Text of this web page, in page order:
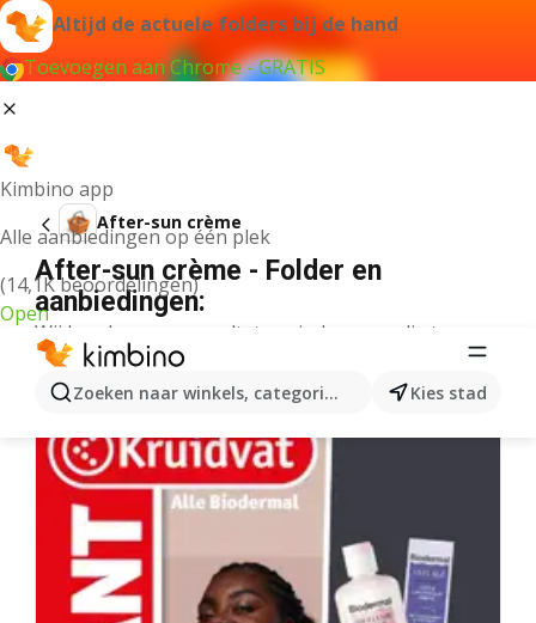
Altijd de actuele folders bij de hand
Toevoegen aan Chrome - GRATIS
Kimbino app
Alle aanbiedingen op één plek
(14,1K beoordelingen)
Open
Zoeken naar winkels, categorieën, producten...
Kies stad
After-sun crème
After-sun crème - Folder en
aanbiedingen:
Wij konden geen resultaten vinden voor die term.
Meer folders uit de categorie